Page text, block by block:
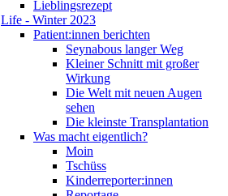
Lieblingsrezept
Life - Winter 2023
Patient:innen berichten
Seynabous langer Weg
Kleiner Schnitt mit großer
Wirkung
Die Welt mit neuen Augen
sehen
Die kleinste Transplantation
Was macht eigentlich?
Moin
Tschüss
Kinderreporter:innen